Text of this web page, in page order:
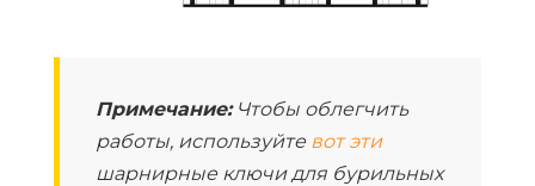
Примечание:Чтобы облегчить
работы, используйте вот эти
шарнирные ключи для бурильных